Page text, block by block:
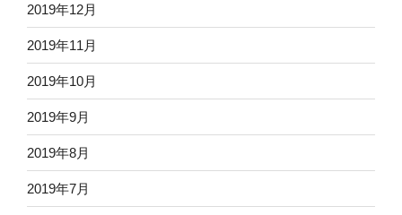
2019年12月
2019年11月
2019年10月
2019年9月
2019年8月
2019年7月